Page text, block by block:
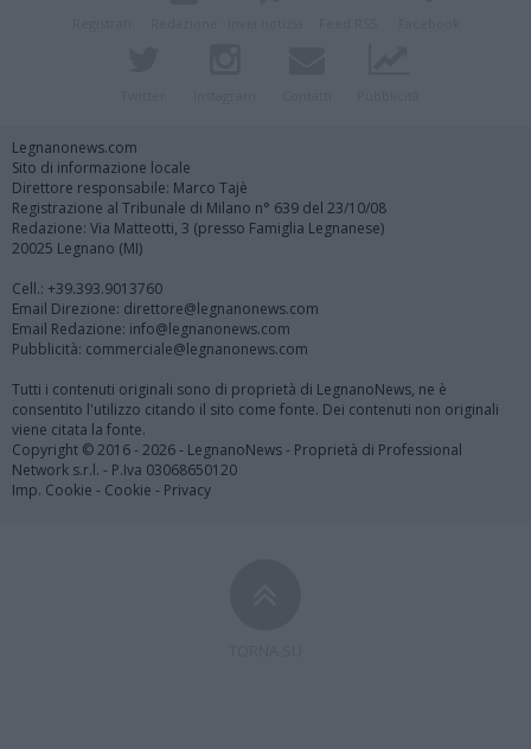
Legnanonews.com
Sito di informazione locale
Direttore responsabile: Marco Tajè
Registrazione al Tribunale di Milano n° 639 del 23/10/08
Redazione: Via Matteotti, 3 (presso Famiglia Legnanese)
20025 Legnano (MI)
Cell.: +39.393.9013760
Email Direzione: direttore@legnanonews.com
Email Redazione: info@legnanonews.com
Pubblicità: commerciale@legnanonews.com
Tutti i contenuti originali sono di proprietà di LegnanoNews, ne è
consentito l'utilizzo citando il sito come fonte. Dei contenuti non originali
viene citata la fonte.
Copyright © 2016 - 2026 - LegnanoNews - Proprietà di Professional
Network s.r.l. - P.Iva 03068650120
Imp. Cookie - Cookie - Privacy